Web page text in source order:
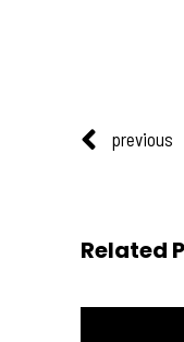
previous
Related